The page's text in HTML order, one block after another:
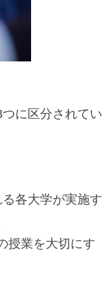
つに区分されてい
各大学が実施す
授業を大切にす